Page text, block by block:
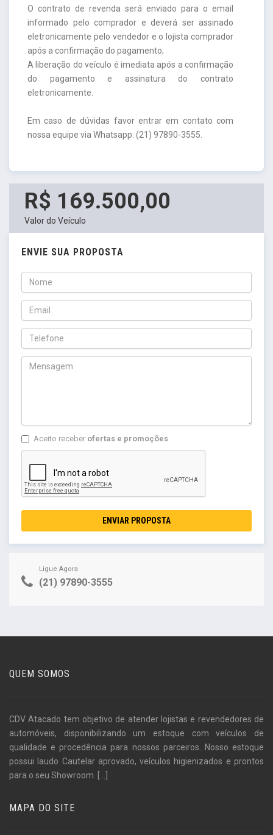
O contrato de revenda será enviado para o email
informado pelo comprador e deverá ser assinado
eletronicamente pelo vendedor e o lojista comprador
após a confirmação do pagamento;
A liberação do veículo é imediata após a confirmação
do pagamento e assinatura do contrato
eletronicamente.
Em caso de dúvidas favor entrar em contato com
nossa equipe via Whatsapp: (21) 97890-3555.
R$ 169.500,00
Valor do Veículo
ENVIE SUA PROPOSTA
Aceito receber ofertas e promoções
ENVIAR PROPOSTA
Ligue Agora
(21) 97890-3555
QUEM SOMOS
CDV Atacado tem objetivo de atender lojistas e revendedores de
automóveis, disponibilizando um estoque com veículos de
qualidade e procedência para nossos parceiros. Nosso estoque
possui laudo Cautelar aprovado, veículos higienizados e prontos
para o seu Showroom. [...]
MAPA DO SITE